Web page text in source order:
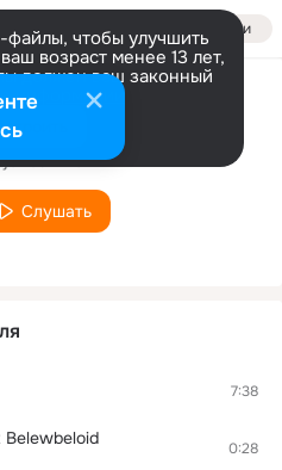
Войти
чтобы улучшить
возраст менее 13 лет,
должен ваш законный
информации
Groove I
Two
Слушать
7:38
0:28